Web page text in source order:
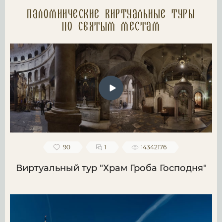
Паломнические Виртуальные туры
по святым местам
90 1 14342176
Виртуальный тур "Храм Гроба Господня"